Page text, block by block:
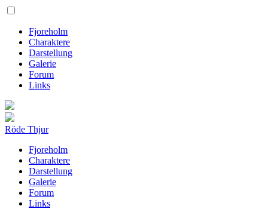
Fjoreholm
Charaktere
Darstellung
Galerie
Forum
Links
Röde Thjur
Fjoreholm
Charaktere
Darstellung
Galerie
Forum
Links